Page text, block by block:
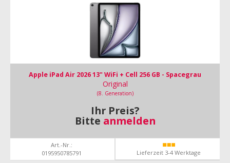
Apple iPad Air 2026 13" WiFi + Cell 256 GB - Spacegrau
Original
(8. Generation)
Ihr Preis?
Bitte anmelden
Art.-Nr.:
0195950785791
Lieferzeit 3-4 Werktage